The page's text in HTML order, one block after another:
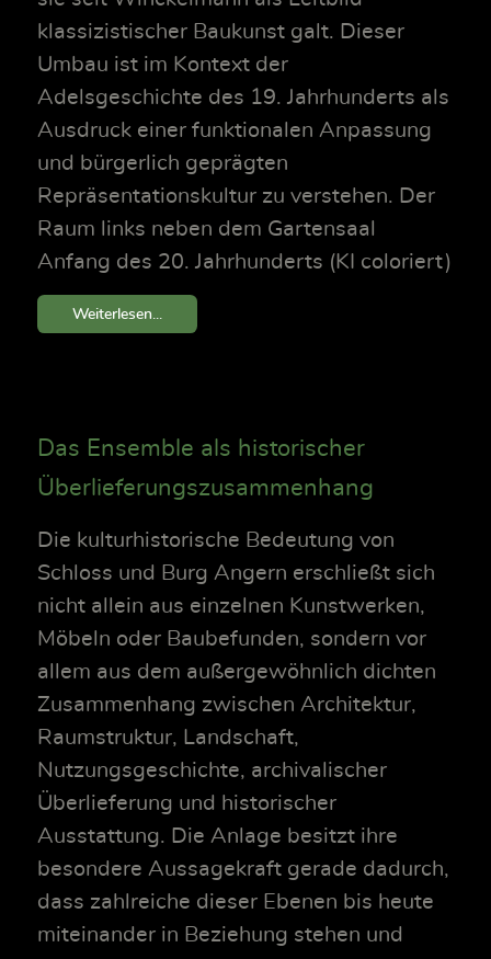
klassizistischer Baukunst galt. Dieser
Umbau ist im Kontext der
Adelsgeschichte des 19. Jahrhunderts als
Ausdruck einer funktionalen Anpassung
und bürgerlich geprägten
Repräsentationskultur zu verstehen. Der
Raum links neben dem Gartensaal
Anfang des 20. Jahrhunderts (KI coloriert)
Weiterlesen...
Das Ensemble als historischer
Überlieferungszusammenhang
Die kulturhistorische Bedeutung von
Schloss und Burg Angern erschließt sich
nicht allein aus einzelnen Kunstwerken,
Möbeln oder Baubefunden, sondern vor
allem aus dem außergewöhnlich dichten
Zusammenhang zwischen Architektur,
Raumstruktur, Landschaft,
Nutzungsgeschichte, archivalischer
Überlieferung und historischer
Ausstattung. Die Anlage besitzt ihre
besondere Aussagekraft gerade dadurch,
dass zahlreiche dieser Ebenen bis heute
miteinander in Beziehung stehen und